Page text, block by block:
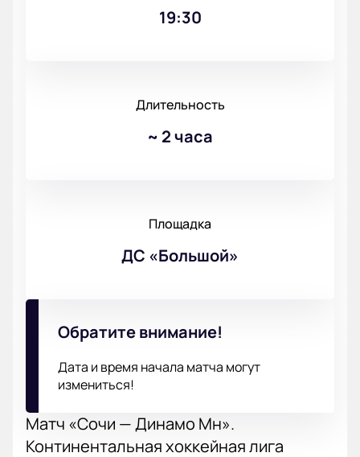
19:30
Длительность
~ 2 часа
Площадка
ДС «Большой»
Обратите внимание!
Дата и время начала матча могут
измениться!
Матч «Сочи — Динамо Мн».
Континентальная хоккейная лига